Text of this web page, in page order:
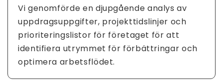
Vi genomförde en djupgående analys av
uppdragsuppgifter, projekttidslinjer och
prioriteringslistor för företaget för att
identifiera utrymmet för förbättringar och
optimera arbetsflödet.